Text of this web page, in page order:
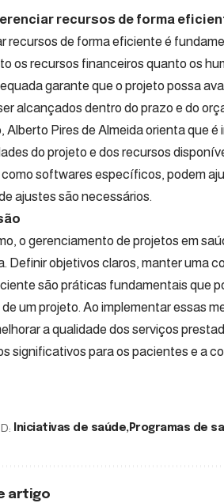
recursos de forma
recursos de forma eficiente é
os recursos financeiros quanto os
garante que o projeto possa
alcançados dentro do prazo e do
Alberto Pires de Almeida orienta que
do projeto e dos recursos
softwares específicos, podem
ajustes são necessários.
o gerenciamento de projetos em
Definir objetivos claros, manter uma
são práticas fundamentais que
um projeto. Ao implementar essas
a qualidade dos serviços
significativos para os pacientes e a
Iniciativas de saúde Programas de
artigo